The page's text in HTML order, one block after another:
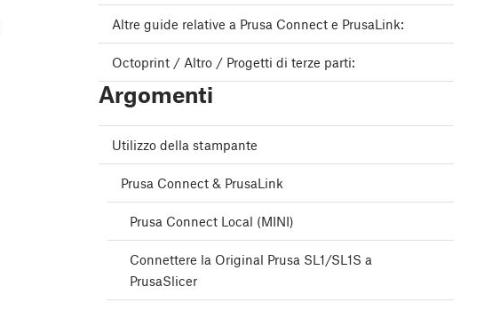
Altre guide relative a Prusa Connect e PrusaLink:
Octoprint / Altro / Progetti di terze parti:
Argomenti
Utilizzo della stampante
Prusa Connect & PrusaLink
Prusa Connect Local (MINI)
Connettere la Original Prusa SL1/SL1S a
PrusaSlicer